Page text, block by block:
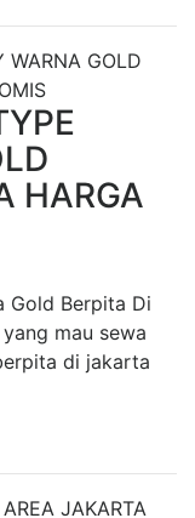
HARGA
Gold Berpita Di
mau sewa
di jakarta